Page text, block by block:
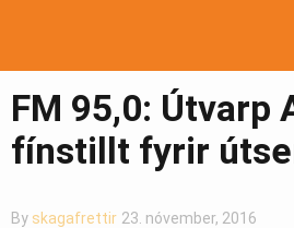
FM 95,0: Útvarp
fínstillt fyrir
By skagafrettir 23. nóvember, 2016